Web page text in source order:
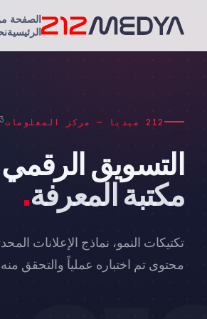
الصفحة
الرئيسية
212 ميديا — مركز المعلومات
التسويق الرقمي
مكتبة المعرفة.
تكتيكات النمو، نماذج الإعلانات
محتوى تم اختباره عملياً والتحقق منه